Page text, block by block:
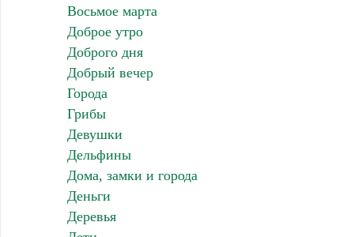
Восьмое марта
Доброе утро
Доброго дня
Добрый вечер
Города
Грибы
Девушки
Дельфины
Дома, замки и города
Деньги
Деревья